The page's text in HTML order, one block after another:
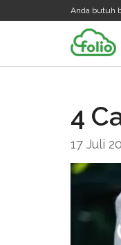
Anda butuh
4
17 Juli